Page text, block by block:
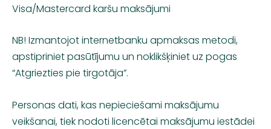
Visa/Mastercard karšu maksājumi
NB! Izmantojot internetbanku apmaksas metodi,
apstipriniet pasūtījumu un noklikšķiniet uz pogas
“Atgriezties pie tirgotāja”.
Personas dati, kas nepieciešami maksājumu
veikšanai, tiek nodoti licencētai maksājumu iestādei